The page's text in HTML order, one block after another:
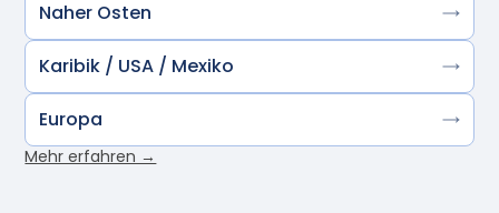
Naher Osten
Karibik / USA / Mexiko
Europa
Mehr erfahren →